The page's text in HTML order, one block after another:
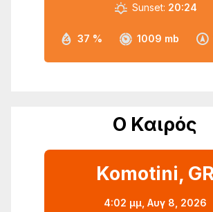
37 % 1009 mb
Sunset: 20:24
Ο Καιρός
Komotini,
4:02 μμ, Αυγ 8, 2026